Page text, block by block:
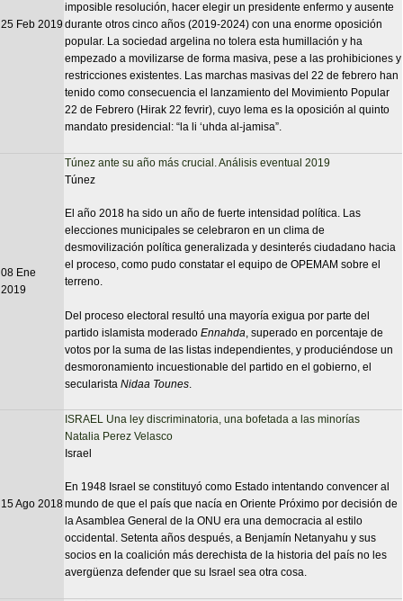
25 Feb 2019
imposible resolución, hacer elegir un presidente enfermo y ausente
durante otros cinco años (2019-2024) con una enorme oposición
popular. La sociedad argelina no tolera esta humillación y ha
empezado a movilizarse de forma masiva, pese a las prohibiciones y
restricciones existentes. Las marchas masivas del 22 de febrero han
tenido como consecuencia el lanzamiento del Movimiento Popular
22 de Febrero (Hirak 22 fevrir), cuyo lema es la oposición al quinto
mandato presidencial: “la li ‘uhda al-jamisa”.
08 Ene
2019
Túnez ante su año más crucial. Análisis eventual 2019
Túnez
El año 2018 ha sido un año de fuerte intensidad política. Las
elecciones municipales se celebraron en un clima de
desmovilización política generalizada y desinterés ciudadano hacia
el proceso, como pudo constatar el equipo de OPEMAM sobre el
terreno.
Del proceso electoral resultó una mayoría exigua por parte del
partido islamista moderado Ennahda , superado en porcentaje de
votos por la suma de las listas independientes, y produciéndose un
desmoronamiento incuestionable del partido en el gobierno, el
secularista Nidaa Tounes
15 Ago 2018
ISRAEL Una ley discriminatoria, una bofetada a las minorías
Natalia Perez Velasco
Israel
En 1948 Israel se constituyó como Estado intentando convencer al
mundo de que el país que nacía en Oriente Próximo por decisión de
la Asamblea General de la ONU era una democracia al estilo
occidental. Setenta años después, a Benjamín Netanyahu y sus
socios en la coalición más derechista de la historia del país no les
avergüenza defender que su Israel sea otra cosa.